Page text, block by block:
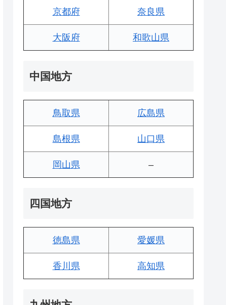
京都府 奈良県
大阪府 和歌山県
中国地方
鳥取県 広島県
島根県 山口県
岡山県 –
四国地方
徳島県 愛媛県
香川県 高知県